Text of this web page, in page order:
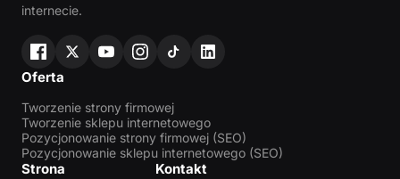
internecie.
Oferta
Tworzenie strony firmowej
Tworzenie sklepu internetowego
Pozycjonowanie strony firmowej (SEO)
Pozycjonowanie sklepu internetowego (SEO)
Strona Kontakt